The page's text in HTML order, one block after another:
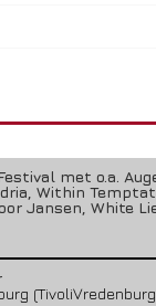
met o.a.
Within
Jansen, White